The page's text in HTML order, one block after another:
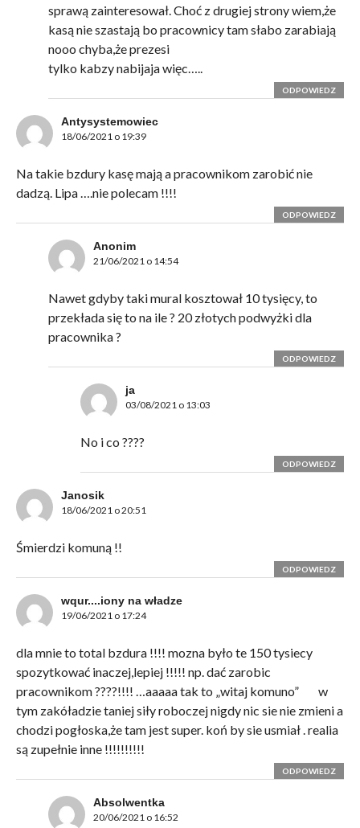
sprawą zainteresował. Choć z drugiej strony wiem,że
kasą nie szastają bo pracownicy tam słabo zarabiają
nooo chyba,że prezesi
tylko kabzy nabijaja więc…..
ODPOWIEDZ
Antysystemowiec
18/06/2021 o 19:39
Na takie bzdury kasę mają a pracownikom zarobić nie
dadzą. Lipa ….nie polecam !!!!
ODPOWIEDZ
Anonim
21/06/2021 o 14:54
Nawet gdyby taki mural kosztował 10 tysięcy, to
przekłada się to na ile ? 20 złotych podwyżki dla
pracownika ?
ODPOWIEDZ
ja
03/08/2021 o 13:03
No i co ????
ODPOWIEDZ
Janosik
18/06/2021 o 20:51
Śmierdzi komuną !!
ODPOWIEDZ
wqur....iony na władze
19/06/2021 o 17:24
dla mnie to total bzdura !!!! mozna było te 150 tysiecy
spozytkować inaczej,lepiej !!!!! np. dać zarobic
pracownikom ????!!!! …aaaaa tak to „witaj komuno”
w
tym zakóładzie taniej siły roboczej nigdy nic sie nie zmieni a
chodzi pogłoska,że tam jest super. koń by sie usmiał . realia
są zupełnie inne !!!!!!!!!!
ODPOWIEDZ
Absolwentka
20/06/2021 o 16:52